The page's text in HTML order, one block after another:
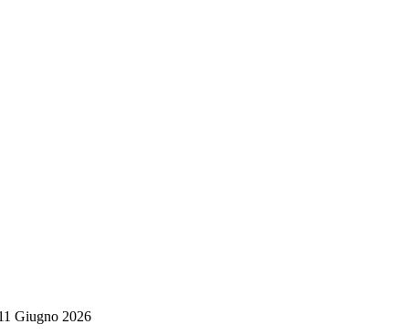
Giugno 2026